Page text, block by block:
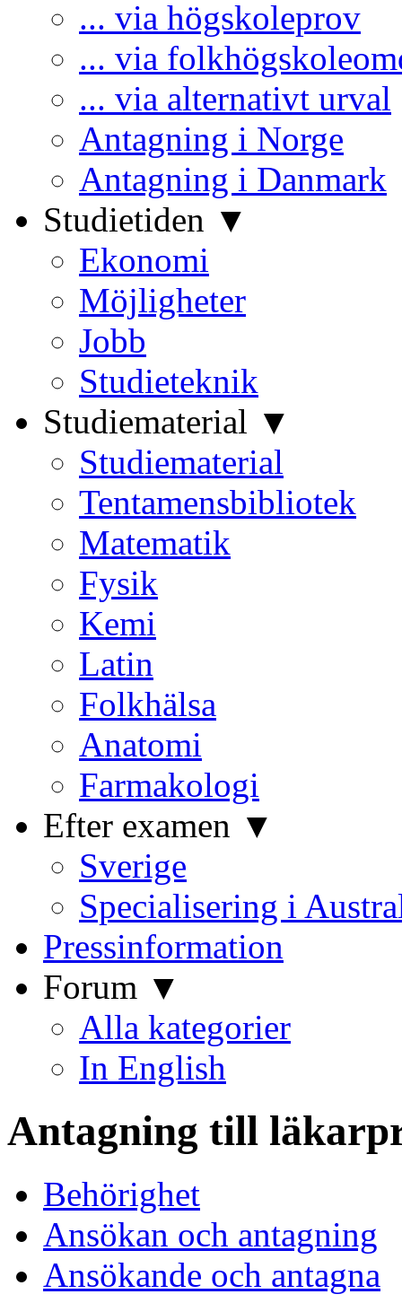
... via högskoleprov
... via
... via alternativt urval
Antagning i Norge
Antagning i Danmark
Studietiden ▼
Ekonomi
Möjligheter
Jobb
Studieteknik
Studiematerial ▼
Studiematerial
Tentamensbibliotek
Matematik
Fysik
Kemi
Latin
Folkhälsa
Anatomi
Farmakologi
Efter examen ▼
Sverige
Specialisering i
Pressinformation
Forum ▼
Alla kategorier
In English
Antagning till
Behörighet
Ansökan och antagning
Ansökande och antagna